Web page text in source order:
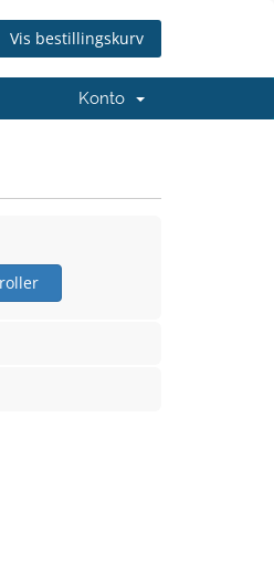
Vis bestillingskurv
Konto